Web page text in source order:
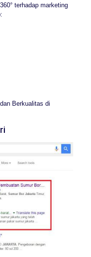
terhadap marketing
Berkualitas di